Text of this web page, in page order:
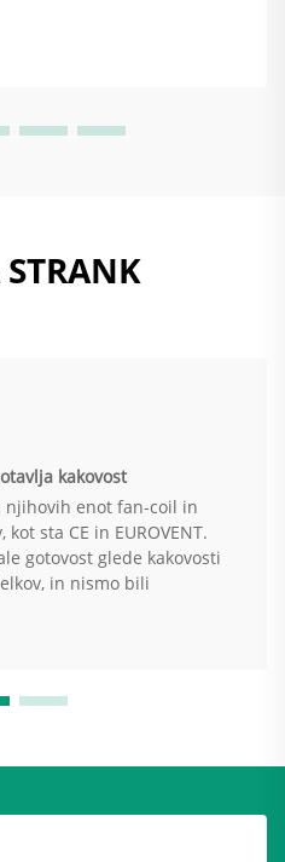
razporeditev hladnega ali
Ko potiska zrak...
kakovost
njihovih enot fan-coil in
sta CE in EUROVENT.
gotovost glede kakovosti
in nismo bili